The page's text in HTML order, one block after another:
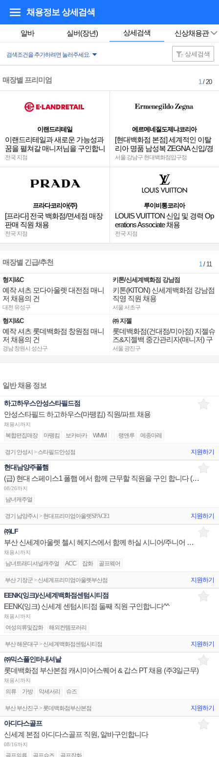
채용정보 상세검색
알바 실버(장년) 상세검색 신상채용관
검색조건을 추가하려면 눌러주세요. 상세검색
매장별 프리미엄 1/ 20
이랜드리테일
이랜드리테일과 새로운 가능성과
꿈을 펼쳐갈 매니저님을 구인합니
다.
전국 지점
프라다코리아(주)
[프라다] 전국 백화점/면세점 매장
판매 직원 채용
전국 지점
에르메네질도제냐코리아
[현대백화점 본점] 세계적인 이탈
리아 명품 남성복 ZEGNA 신입/경
력
서울 강남구 현대백화점압구정
루이비통코리아
LOUIS VUITTON 신입 및 경력 Op
erations Associate 채용
전국 지점
매장별 긴급/추천 1/ 11
형지I&C
예작 셔츠 모다아울렛 대전점 매니
저 채용의 건
대전 유성구
형지I&C
예작 셔츠 롯데백화점 창원점 매니
저 채용의 건
경남 창원시 성산구
키톤/신세계백화점 강남점
키톤(KITON) 신세계백화점 강남점
직영 직원 채용
서울 서초구
㈜ 지젤
롯데백화점(건대점/미아점) 지젤슈
즈&지젤백 중간관리자(매니저) 구
인합니다
서울 광진구
일반 채용 정보
하고하우스안성스타필드점
안성스타필드 하고하우스(마뗑킴) 직원/파트 채용
채용시까지
복합편집매장 마뗑킴 보카바카 WMM 랭앤루 메종마레
경기 안성시 > 스타필드안성점 지원하기
현대남양주폴햄
(급) 현대 스페이스1 폴햄 에서 함께 근무할 직원을 구인 합니다 ( 주5일 280만원 )
08/26까지
남녀캐주얼
경기 남양주시 > 현대프리미엄아울렛SPACE1 지원하기
㈜LF
부산 신세계아울렛 첼시 헤지스에서 함께 하실 시니어/주니어 구인합니다.
채용시까지
남녀트래디셔널캐주얼 ACC 잡화 골프웨어
부산 기장군 > 신세계프리미엄아울렛부산점 지원하기
EENK(잉크)/신세계백화점센텀시티점
EENK(잉크) 신세계 센텀시티점 둘째 직원 구인합니다^^
채용시까지
여성의류및잡화 해외컨템포러리
부산 해운대구 > 신세계백화점센텀시티점 지원하기
㈜믹스폴인터내셔날
롯데백화점 부산본점 캐시미어스퀘어 & 갑스 PT 채용 (주3일근무)
채용시까지
의류 가방 악세서리 슈즈
부산 부산진구 > 롯데백화점부산본점 지원하기
아디다스골프
신세계 본점 아디다스골프 직원, 알바구인합니다
08/16까지
골프의류 골프슈즈 골프잡화